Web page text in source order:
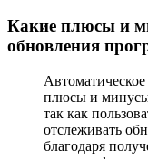
Какие плюсы и
обновления
плюсы и
так как
отслеживать
благодаря